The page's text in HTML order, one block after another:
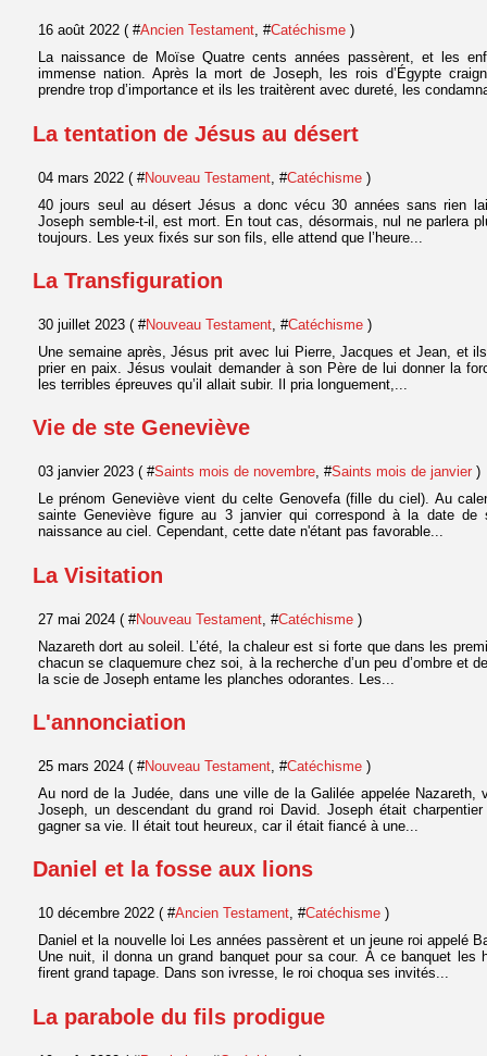
16 août 2022 ( #Ancien Testament, #Catéchisme )
La naissance de Moïse Quatre cents années passèrent, et les
immense nation. Après la mort de Joseph, les rois d’Égypte
prendre trop d’importance et ils les traitèrent avec dureté, les
La tentation de Jésus au désert
04 mars 2022 ( #Nouveau Testament , #Catéchisme )
40 jours seul au désert Jésus a donc vécu 30 années sans rien
Joseph semble-t-il, est mort. En tout cas, désormais, nul ne parlera
toujours. Les yeux fixés sur son fils, elle attend que l’heure...
La Transfiguration
30 juillet 2023 ( #Nouveau Testament, #Catéchisme )
Une semaine après, Jésus prit avec lui Pierre, Jacques et Jean, et
prier en paix. Jésus voulait demander à son Père de lui donner la
les terribles épreuves qu’il allait subir. Il pria longuement,...
Vie de ste Geneviève
03 janvier 2023 ( #Saints mois de novembre, #Saints mois de janvier )
Le prénom Geneviève vient du celte Genovefa (fille du ciel). Au
sainte Geneviève figure au 3 janvier qui correspond à la date de
naissance au ciel. Cependant, cette date n'étant pas favorable...
La Visitation
27 mai 2024 ( #Nouveau Testament , #Catéchisme )
Nazareth dort au soleil. L’été, la chaleur est si forte que dans les
chacun se claquemure chez soi, à la recherche d’un peu d’ombre et
la scie de Joseph entame les planches odorantes. Les...
L'annonciation
25 mars 2024 ( #Nouveau Testament, #Catéchisme )
Au nord de la Judée, dans une ville de la Galilée appelée Nazareth,
Joseph, un descendant du grand roi David. Joseph était
gagner sa vie. Il était tout heureux, car il était fiancé à une...
Daniel et la fosse aux lions
10 décembre 2022 ( #Ancien Testament, #Catéchisme )
Daniel et la nouvelle loi Les années passèrent et un jeune roi appelé
Une nuit, il donna un grand banquet pour sa cour. À ce banquet les
firent grand tapage. Dans son ivresse, le roi choqua ses invités...
La parabole du fils prodigue